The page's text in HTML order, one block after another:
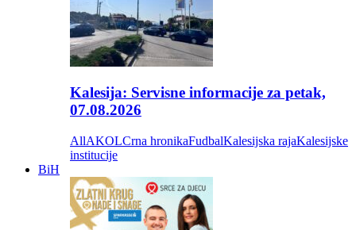
Kalesija: Servisne informacije za petak,
07.08.2026
AllAKOLCrna hronikaFudbalKalesijska rajaKalesijske
institucije
BiH